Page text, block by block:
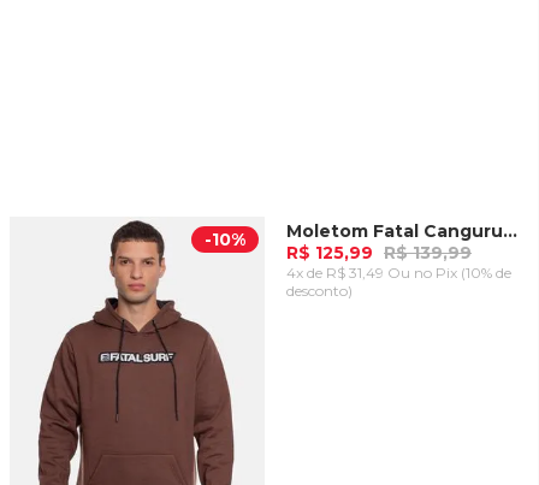
-10% -10%Moletom Fatal Canguru Fechado Azul Marinho
R$ 125,99 R$ 139,99
4x de R$ 31,49 Ou no Pix (10% de
desconto)